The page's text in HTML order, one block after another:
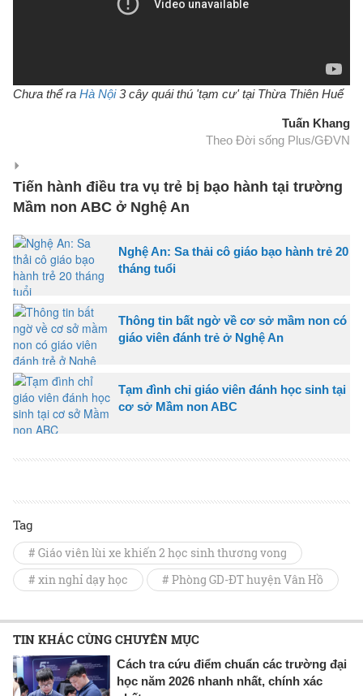
Chưa thể ra Hà Nội3 cây quái thú 'tạm cư' tại Thừa Thiên Huế​
Tuấn Khang
Theo Đời sống Plus/GĐVN
Tiến hành điều tra vụ trẻ bị bạo hành tại trường
Mầm non ABC ở Nghệ An
Nghệ An: Sa thải cô giáo bạo hành trẻ 20
tháng tuổi
Thông tin bất ngờ về cơ sở mầm non có
giáo viên đánh trẻ ở Nghệ An
Tạm đình chỉ giáo viên đánh học sinh tại
cơ sở Mầm non ABC
Tag
# Giáo viên lùi xe khiến 2 học sinh thương vong
# xin nghỉ dạy học
# Phòng GD-ĐT huyện Vân Hồ
TIN KHÁC CÙNG CHUYÊN MỤC
Cách tra cứu điểm chuẩn các trường đại
học năm 2026 nhanh nhất, chính xác